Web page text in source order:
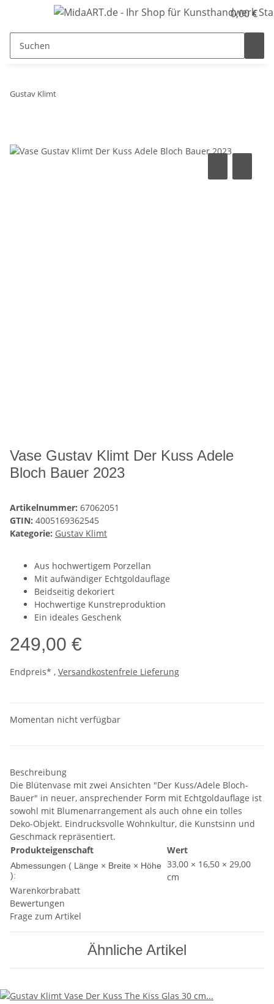
0,00 €
Gustav Klimt
Vase Gustav Klimt Der Kuss Adele
Bloch Bauer 2023
Artikelnummer: 67062051
GTIN: 4005169362545
Kategorie: Gustav Klimt
Aus hochwertigem Porzellan
Mit aufwändiger Echtgoldauflage
Beidseitig dekoriert
Hochwertige Kunstreproduktion
Ein ideales Geschenk
249,00 €
Endpreis* , Versandkostenfreie Lieferung
Momentan nicht verfügbar
Beschreibung
Die Blütenvase mit zwei Ansichten "Der Kuss/Adele Bloch-
Bauer" in neuer, ansprechender Form mit Echtgoldauflage ist
sowohl mit Blumenarrangement als auch ohne ein tolles
Deko-Objekt. Eindrucksvolle Wohnkultur, die Kunstsinn und
Geschmack repräsentiert.
Produkteigenschaft
Wert
Abmessungen ( Länge × Breite × Höhe
):
33,00 × 16,50 × 29,00
cm
Warenkorbrabatt
Bewertungen
Frage zum Artikel
Ähnliche Artikel